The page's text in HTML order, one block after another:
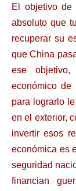
El objetivo de
absoluto que
recuperar su
que China
ese
económico
para lograrlo
en el exterior,
invertir esos
económica es
seguridad
financian